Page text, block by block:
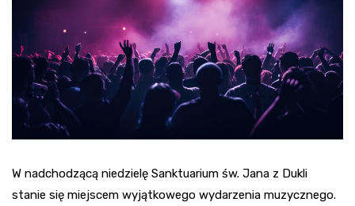
W nadchodzącą niedzielę Sanktuarium św. Jana z Dukli
stanie się miejscem wyjątkowego wydarzenia muzycznego.